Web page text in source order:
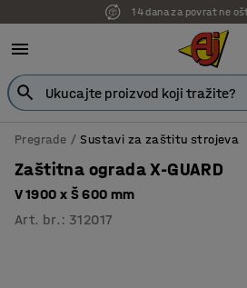
14 dana za povrat ne
7 godina
Pregrade Sustavi za zaštitu strojeva
Zaštitna ograda X-GUARD
V 1900 x Š 600 mm
Art. br. : 312017